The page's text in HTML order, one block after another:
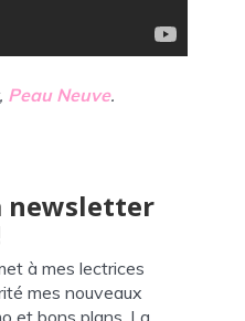
Peau Neuve.
newsletter
à mes lectrices
mes nouveaux
et bons plans. La